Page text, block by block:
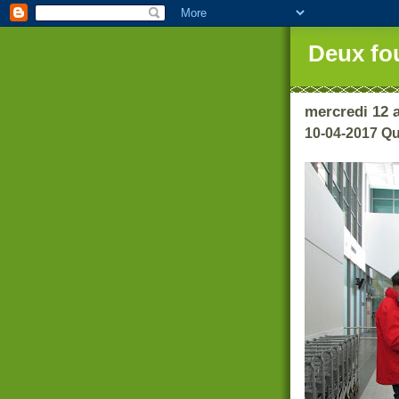
Deux
mercredi 12
10-04-2017